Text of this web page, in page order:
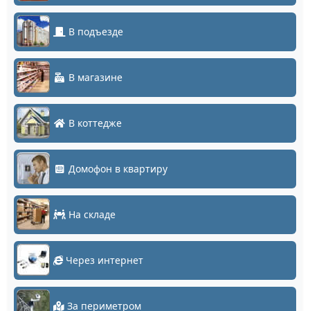
В подъезде
В магазине
В коттедже
Домофон в квартиру
На складе
Через интернет
За периметром